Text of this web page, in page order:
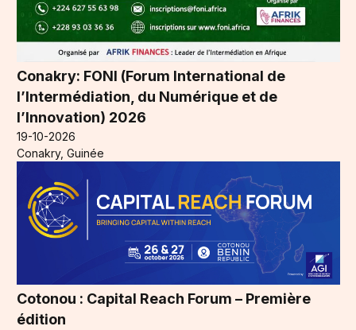
Conakry: FONI (Forum International de
l’Intermédiation, du Numérique et de
l’Innovation) 2026
19-10-2026
Conakry, Guinée
Cotonou : Capital Reach Forum – Première
édition